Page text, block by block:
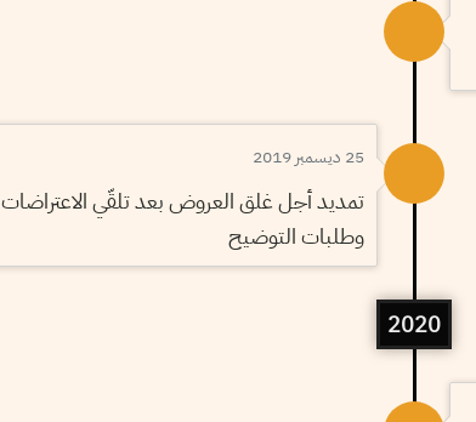
25 ديسمبر 2019
تمديد أجل غلق العروض بعد تلقّي الاعتراضات
وطلبات التوضيح
2020